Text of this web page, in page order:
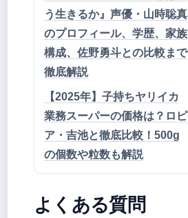
う生きるか』声優・山時聡真
のプロフィール、学歴、家族
構成、佐野勇斗との比較まで
徹底解説
【2025年】子持ちヤリイカ
業務スーパーの価格は？ロピ
ア・吉池と徹底比較！500g
の個数や粒数も解説
よくある質問